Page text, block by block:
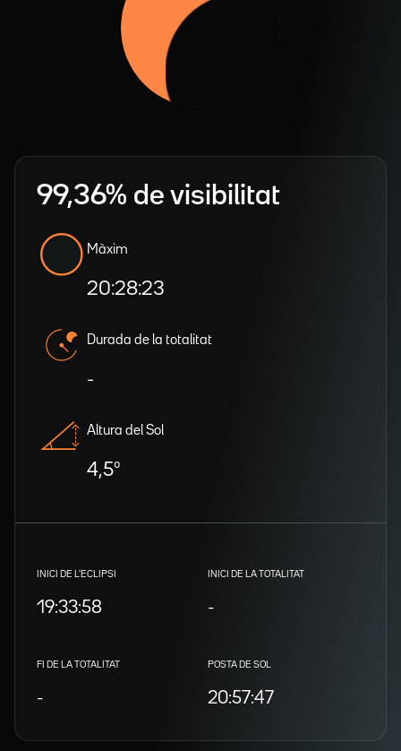
99,36% de visibilitat
Màxim
20:28:23
Durada de la totalitat
-
Altura del Sol
4,5º
INICI DE L'ECLIPSI
19:33:58
INICI DE LA TOTALITAT
-
FI DE LA TOTALITAT
-
POSTA DE SOL
20:57:47